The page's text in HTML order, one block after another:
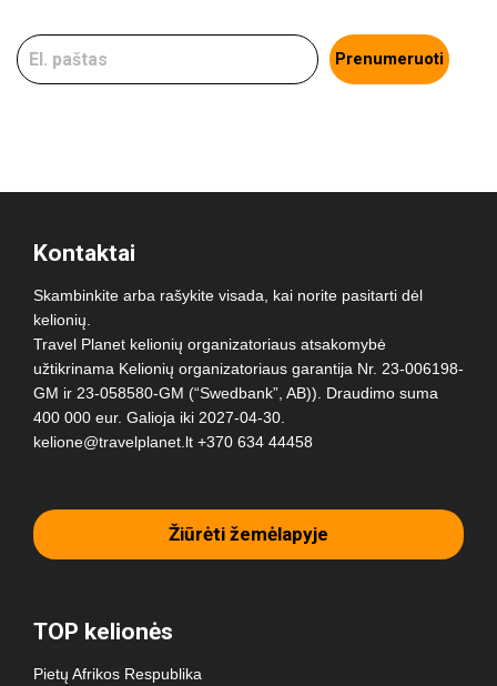
Prenumeruoti
Kontaktai
Skambinkite arba rašykite visada, kai norite pasitarti dėl
kelionių.
Travel Planet kelionių organizatoriaus atsakomybė
užtikrinama Kelionių organizatoriaus garantija Nr. 23-006198-
GM ir 23-058580-GM (“Swedbank”, AB)). Draudimo suma
400 000 eur. Galioja iki 2027-04-30.
kelione@travelplanet.lt +370 634 44458
Žiūrėti žemėlapyje
TOP kelionės
Pietų Afrikos Respublika